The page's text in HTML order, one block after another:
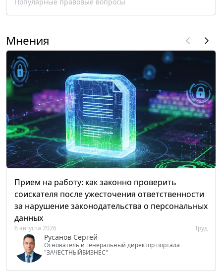
Мнения
Прием на работу: как законно проверить
соискателя после ужесточения ответственности
за нарушение законодательства о персональных
данных
6 августа 2026 Труд
Русанов Сергей
Основатель и генеральный директор портала
"ЗАЧЕСТНЫЙБИЗНЕС"